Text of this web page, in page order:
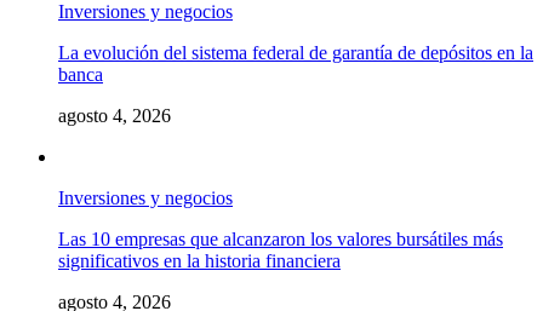
Inversiones y negocios
La evolución del sistema federal de garantía de depósitos en la
banca
agosto 4, 2026
Inversiones y negocios
Las 10 empresas que alcanzaron los valores bursátiles más
significativos en la historia financiera
agosto 4, 2026